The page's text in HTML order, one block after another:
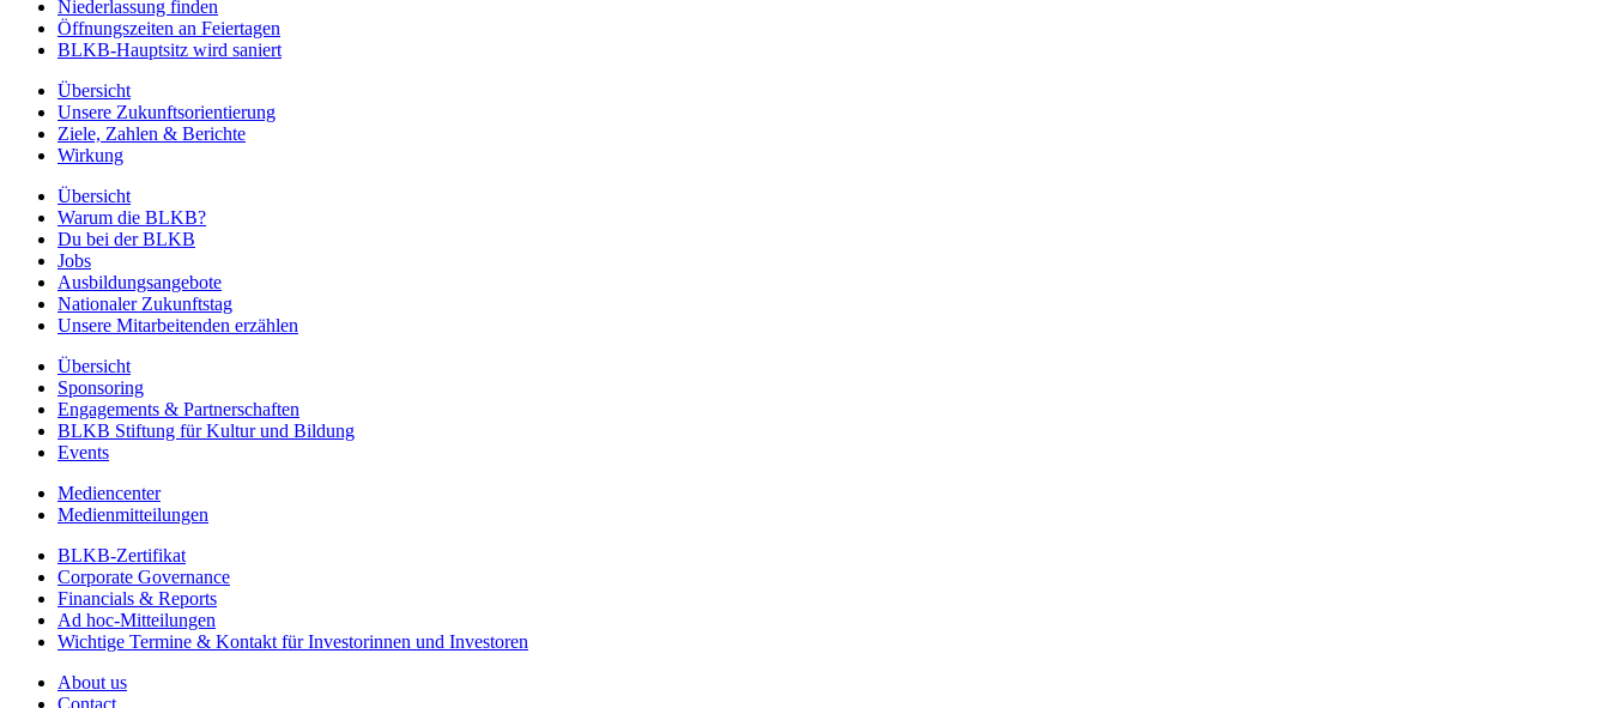
Niederlassung finden
Öffnungszeiten an Feiertagen
BLKB-Hauptsitz wird saniert
Übersicht
Unsere Zukunftsorientierung
Ziele, Zahlen & Berichte
Wirkung
Übersicht
Warum die BLKB?
Du bei der BLKB
Jobs
Ausbildungsangebote
Nationaler Zukunftstag
Unsere Mitarbeitenden erzählen
Übersicht
Sponsoring
Engagements & Partnerschaften
BLKB Stiftung für Kultur und Bildung
Events
Mediencenter
Medienmitteilungen
BLKB-Zertifikat
Corporate Governance
Financials & Reports
Ad hoc-Mitteilungen
Wichtige Termine & Kontakt für Investorinnen und Investoren
About us